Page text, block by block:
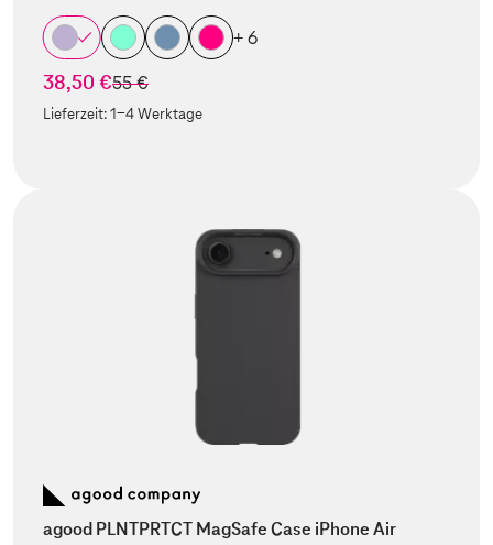
+ 6
38,50 €statt
55 €
Lieferzeit:1-4 Werktage
agood PLNTPRTCT MagSafe Case iPhone Air